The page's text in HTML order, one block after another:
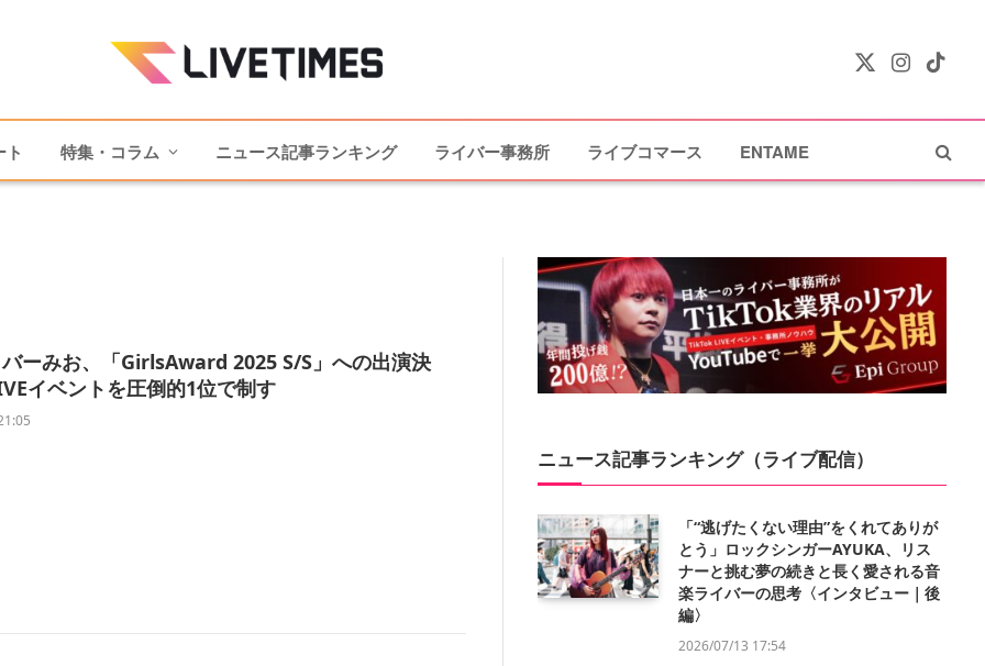
X
Instagram
TikTok
特集・コラム ニュース記事ランキング ライバー事務所 ライブコマース ENTAME
ーみお、「GirlsAward 2025 S/S」への出演決
イベントを圧倒的1位で制す
ニュース記事ランキング（ライブ配信）
「“逃げたくない理由”をくれてありが
とう」ロックシンガーAYUKA、リス
ナーと挑む夢の続きと長く愛される音
楽ライバーの思考〈インタビュー｜後
編〉
2026/07/13 17:54